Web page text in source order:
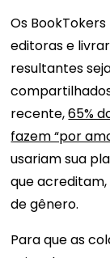
Os
editoras e
resultantes
recente,65%
fazem “por
usariam sua
que
de gênero.
Para que as